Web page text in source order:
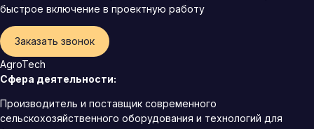
быстрое включение в проектную работу
Заказать звонок
AgroTech
Сфера деятельности:
Производитель и поставщик современного
сельскохозяйственного оборудования и технологий для